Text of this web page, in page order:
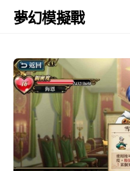
Skip
夢幻模擬戰